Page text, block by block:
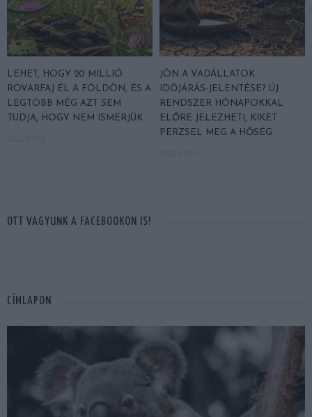
LEHET, HOGY 20 MILLIÓ
ROVARFAJ ÉL A FÖLDÖN, ÉS A
LEGTÖBB MÉG AZT SEM
TUDJA, HOGY NEM ISMERJÜK
JÖN A VADÁLLATOK
IDŐJÁRÁS-JELENTÉSE? ÚJ
RENDSZER HÓNAPOKKAL
ELŐRE JELEZHETI, KIKET
PERZSEL MEG A HŐSÉG
OTT VAGYUNK A FACEBOOKON IS!
CÍMLAPON